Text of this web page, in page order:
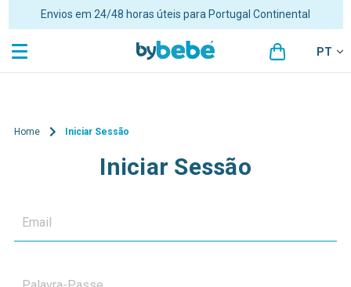
Envios em 24/48 horas úteis para Portugal Continental
PT
Home Iniciar Sessão
Iniciar Sessão